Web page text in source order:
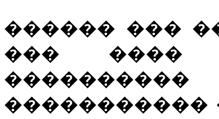
������ ���
��� ����
�����������